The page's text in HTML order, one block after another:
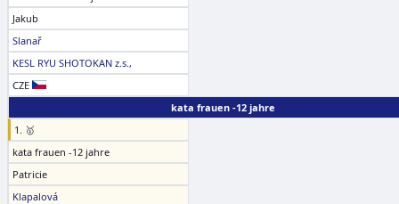
Jakub
Slanař
KESL RYU SHOTOKAN z.s.,
CZE
kata frauen -12 jahre
1. 🥇
kata frauen -12 jahre
Patricie
Klapalová